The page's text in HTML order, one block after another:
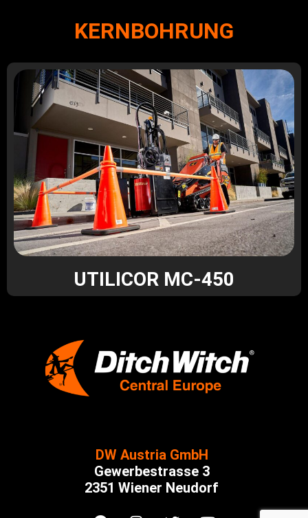
KERNBOHRUNG
UTILICOR MC-450
DW Austria GmbH
Gewerbestrasse 3
2351 Wiener Neudorf